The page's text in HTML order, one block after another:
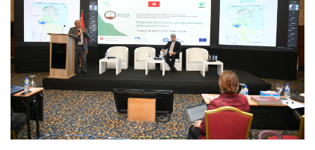
climatique en Tunisie
centrale